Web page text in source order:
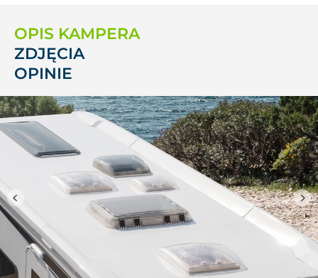
OPIS KAMPERA
ZDJĘCIA
OPINIE